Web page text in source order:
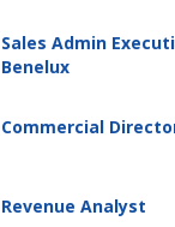
Sales Admin
Benelux
Commercial
Revenue Analyst